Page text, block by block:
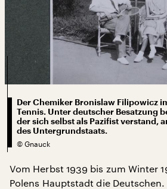
Der Chemiker Bronislaw Filipowicz
Tennis. Unter deutscher Besatzung
der sich selbst als Pazifist verstand,
des Untergrundstaats.
© Gnauck
Vom Herbst 1939 bis zum Winter
Polens Hauptstadt die